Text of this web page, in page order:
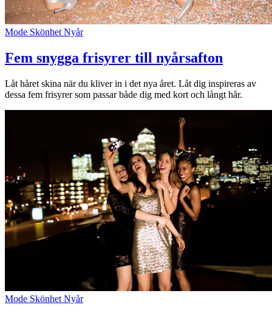
Magasin
Presentkort
Min Shopping-app
Parkering
Mode Skönhet Nyår
Fem snygga frisyrer till nyårsafton
Låt håret skina när du kliver in i det nya året. Låt dig inspireras av
dessa fem frisyrer som passar både dig med kort och långt hår.
Mode Skönhet Nyår